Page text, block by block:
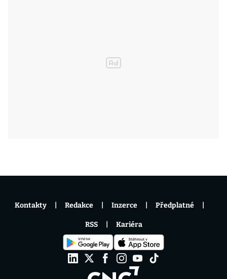
Kontakty Redakce Inzerce Předplatné
RSS Kariéra